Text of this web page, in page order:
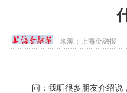
来源： 上海金融报
问：我听很多朋友介绍说，